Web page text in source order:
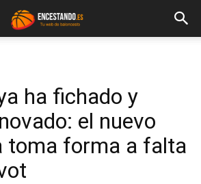
ha fichado y
el nuevo
toma forma a falta